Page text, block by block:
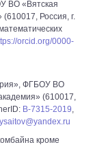
ВО «Вятская
(610017, Россия, г.
orcid.org/0000-
ФГБОУ ВО
(610017,
B-7315-2019,
кроме